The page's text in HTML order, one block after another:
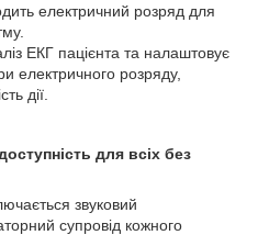
електричний розряд для
ЕКГ пацієнта та налаштовує
електричного розряду,
дії.
для всіх без
звуковий
супровід кожного